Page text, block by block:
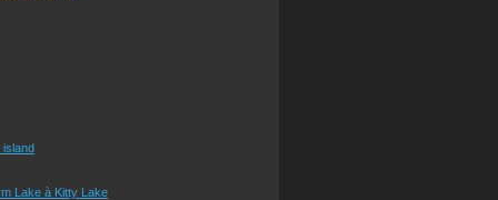
island
Lake à Kitty Lake